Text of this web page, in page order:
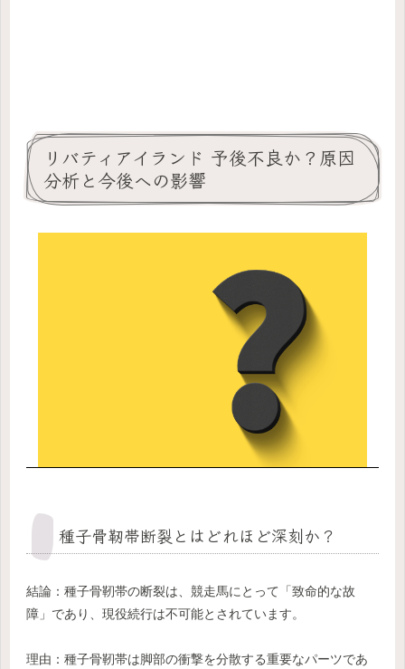
リバティアイランド 予後不良か？原因
分析と今後への影響
種子骨靭帯断裂とはどれほど深刻か？
結論：種子骨靭帯の断裂は、競走馬にとって「致命的な故
障」であり、現役続行は不可能とされています。
理由：種子骨靭帯は脚部の衝撃を分散する重要なパーツであ